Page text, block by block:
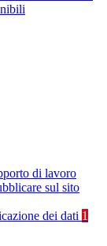
di lavoro
sul sito
dei dati 1